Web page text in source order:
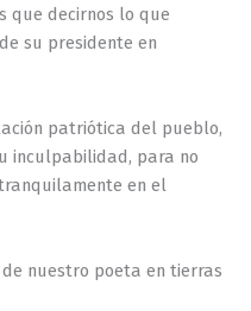
que decirnos lo que
su presidente en
patriótica del pueblo,
inculpabilidad, para no
en el
nuestro poeta en tierras